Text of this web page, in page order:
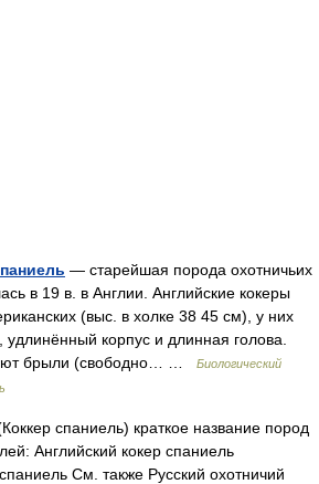
— старейшая порода охотничьих
в 19 в. в Англии. Английские кокеры
(выс. в холке 38 45 см), у них
удлинённый корпус и длинная голова.
брыли (свободно… …
Биологический
спаниель) краткое название пород
Английский кокер спаниель
См. также Русский охотничий